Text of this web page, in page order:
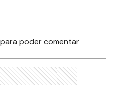
para poder comentar